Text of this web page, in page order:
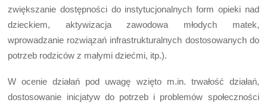
zwiększanie dostępności do instytucjonalnych form opieki nad
dzieckiem, aktywizacja zawodowa młodych matek,
wprowadzanie rozwiązań infrastrukturalnych dostosowanych do
potrzeb rodziców z małymi dziećmi, itp.).
W ocenie działań pod uwagę wzięto m.in. trwałość działań,
dostosowanie inicjatyw do potrzeb i problemów społeczności